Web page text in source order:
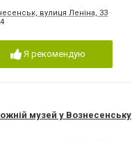
вулиця Леніна, 33
Я рекомендую
музей у Вознесенську